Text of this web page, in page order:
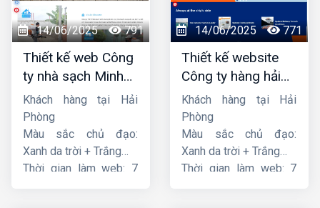
14/06/2025 791
Thiết kế web Công
ty nhà sạch Minh
Dương
Khách hàng tại Hải
Phòng
Màu sắc chủ đạo:
Xanh da trời + Trắng
Thời gian làm web: 7
14/06/2025 771
Thiết kế website
Công ty hàng hải
liên minh
Khách hàng tại Hải
Phòng
Màu sắc chủ đạo:
Xanh da trời + Trắng
Thời gian làm web: 7